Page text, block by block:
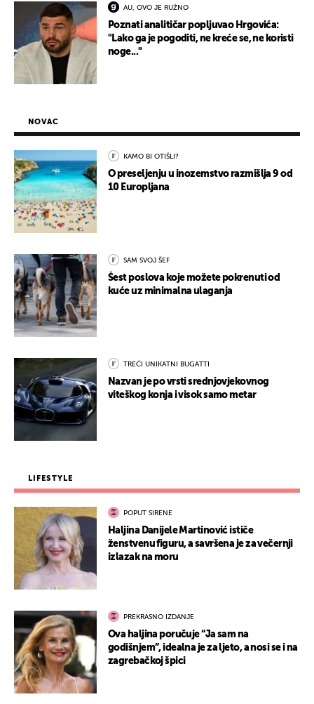
AU, OVO JE RUŽNO
Poznati analitičar popljuvao Hrgovića:
"Lako ga je pogoditi, ne kreće se, ne koristi
noge..."
NOVAC
KAMO BI OTIŠLI?
O preseljenju u inozemstvo razmišlja 9 od
10 Europljana
SAM SVOJ ŠEF
Šest poslova koje možete pokrenuti od
kuće uz minimalna ulaganja
TREĆI UNIKATNI BUGATTI
Nazvan je po vrsti srednjovjekovnog
viteškog konja i visok samo metar
LIFESTYLE
POPUT SIRENE
Haljina Danijele Martinović ističe
ženstvenu figuru, a savršena je za večernji
izlazak na moru
PREKRASNO IZDANJE
Ova haljina poručuje “Ja sam na
godišnjem”, idealna je za ljeto, a nosi se i na
zagrebačkoj špici